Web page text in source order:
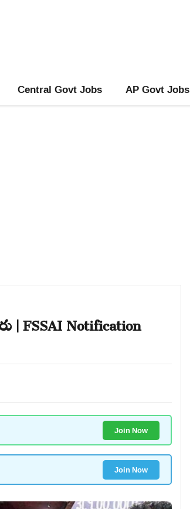
Central Govt Jobs AP Govt Jobs
| FSSAI Notification
Join Now
Join Now